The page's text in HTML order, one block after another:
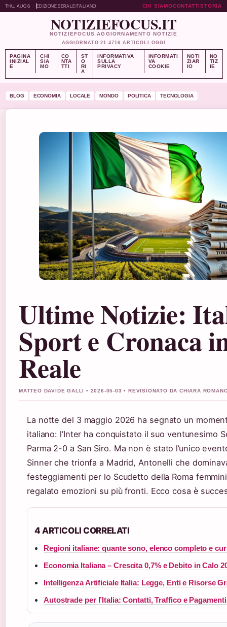
THU, AUG 6 EDIZIONE SERALEITALIANO CHI SIAMOCONTATTISTORIA
NOTIZIEFOCUS.IT
NOTIZIEFOCUS AGGIORNAMENTO NOTIZIE
AGGIORNATO 21:4716 ARTICOLI OGGI
PAGINA
INIZIAL
E
CHI
SIA
MO
CO
NTA
TTI
ST
O
RI
A
INFORMATIVA
SULLA
PRIVACY
INFORMATI
VA
COOKIE
NOTI
ZIAR
IO
NO
TIZ
IE
BLOG ECONOMIA LOCALE MONDO POLITICA TECNOLOGIA
Ultime Notizie:
Sport e Cronaca
Reale
MATTEO DAVIDE GALLI • 2026-05-03 • REVISIONATO DA CHIARA
La notte del 3 maggio 2026 ha segnato un
italiano: l’Inter ha conquistato il suo ventunesimo
Parma 2-0 a San Siro. Ma non è stato l’unico
Sinner che trionfa a Madrid, Antonelli che
festeggiamenti per lo Scudetto della Roma
regalato emozioni su più fronti. Ecco cosa è
4 ARTICOLI CORRELATI
Regioni italiane: quante sono, elenco completo e
Economia Italiana – Crescita 0,7% e Debito in Calo
Intelligenza Artificiale Italia: Legge, Enti e Risorse
Autostrade per l’Italia: Contatti, Traffico e Pagamenti